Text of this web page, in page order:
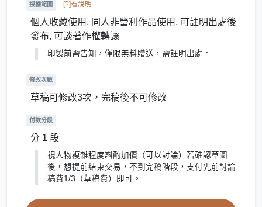
授權範圍 [?]看說明
個人收藏使用, 同人非營利作品使用, 可註明出處後
發布, 可談著作權轉讓
印製前需告知，僅限無料贈送，需註明出處。
修改次數
草稿可修改3次，完稿後不可修改
付款分段
分 1 段
視人物複雜程度斟酌加價（可以討論）若確認草圖
後，想提前結束交易，不到完稿階段，支付先前討論
稿費1/3（草稿費）即可。